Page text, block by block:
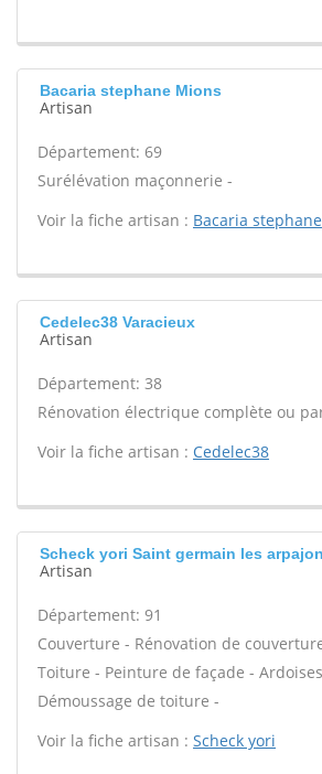
Bacaria stephane Mions
Artisan
Département: 69
Surélévation maçonnerie -
Voir la fiche artisan : Bacaria stephane
Cedelec38 Varacieux
Artisan
Département: 38
Rénovation électrique complète ou
Voir la fiche artisan : Cedelec38
Scheck yori Saint germain les
Artisan
Département: 91
Couverture - Rénovation de
Toiture - Peinture de façade -
Démoussage de toiture -
Voir la fiche artisan : Scheck yori